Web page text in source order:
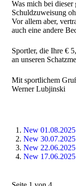
Was mich bei
Schuldzuweisung
Vor allem aber,
auch eine andere
Sportler, die Ihre €
an unseren
Mit sportlichem
Werner Lubjinski
New 01.08.2025
New 30.07.2025
New 22.06.2025
New 17.06.2025